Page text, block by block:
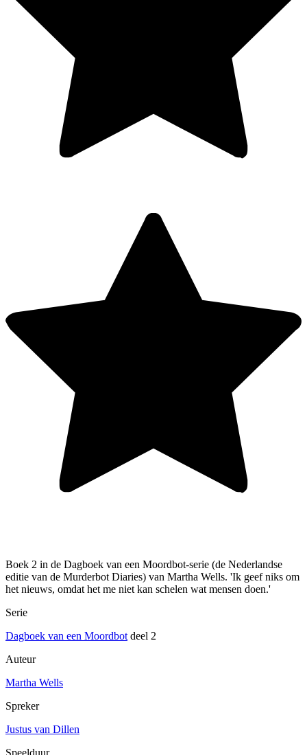
Boek 2 in de Dagboek van een Moordbot-serie (de Nederlandse
editie van de Murderbot Diaries) van Martha Wells. 'Ik geef niks om
het nieuws, omdat het me niet kan schelen wat mensen doen.'
Serie
Dagboek van een Moordbot deel 2
Auteur
Martha Wells
Spreker
Justus van Dillen
Speelduur